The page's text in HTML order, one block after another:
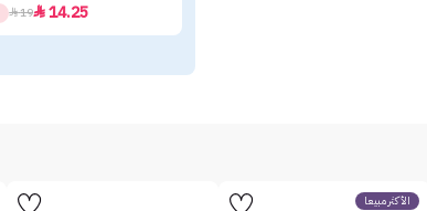
14.25

19

الأكثر مبيعاً